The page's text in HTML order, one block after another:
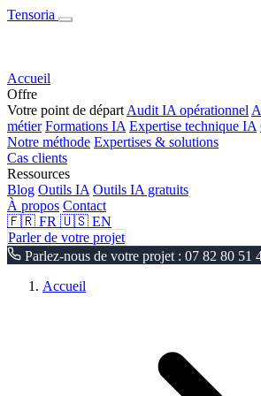
Tensoria
Accueil
Offre
Votre point de départ Audit IA opérationnel
métier Formations IA Expertise technique IA
Notre méthode Expertises & solutions
Cas clients
Ressources
Blog Outils IA Outils IA gratuits
À propos Contact
🇫🇷 FR 🇺🇸 EN
Parler de votre projet
Parlez-nous de votre projet : 07 82 80 51
Accueil